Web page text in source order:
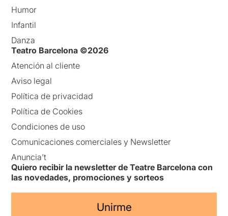
Humor
Infantil
Danza
Teatro Barcelona ©2026
Atención al cliente
Aviso legal
Política de privacidad
Política de Cookies
Condiciones de uso
Comunicaciones comerciales y Newsletter
Anuncia’t
Quiero recibir la newsletter de Teatre Barcelona con
las novedades, promociones y sorteos
Unirme